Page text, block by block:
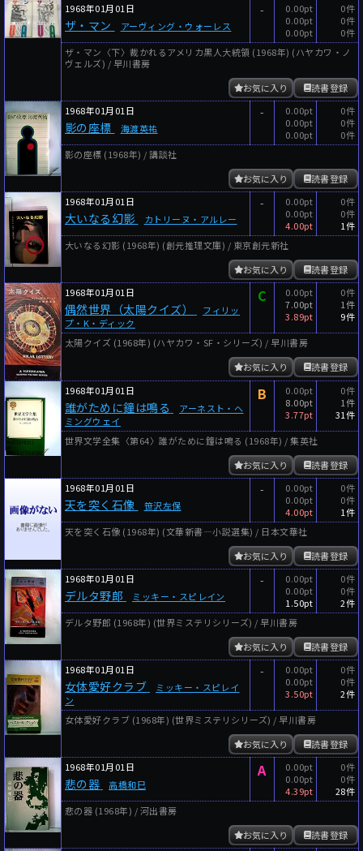
1968年01月01日
ザ・マン アーヴィング・ウォーレス
-
0.00pt
0.00pt
0.00pt
0件
0件
0件
ザ・マン〈下〉裁かれるアメリカ黒人大統領 (1968年) (ハヤカワ・ノ
ヴェルズ) / 早川書房
読書登録
お気に入り
1968年01月01日
影の座標 海渡英祐
-
0.00pt
0.00pt
0.00pt
0件
0件
0件
影の座標 (1968年) / 講談社
読書登録
お気に入り
1968年01月01日
大いなる幻影 カトリーヌ・アルレー
-
0.00pt
0.00pt
4.00pt
0件
0件
1件
大いなる幻影 (1968年) (創元推理文庫) / 東京創元新社
読書登録
お気に入り
1968年01月01日
偶然世界（太陽クイズ）
フィリッ
プ・K・ディック
C
0.00pt
7.00pt
3.89pt
0件
1件
9件
太陽クイズ (1968年) (ハヤカワ・SF・シリーズ) / 早川書房
読書登録
お気に入り
1968年01月01日
誰がために鐘は鳴る
アーネスト・ヘ
ミングウェイ
B
0.00pt
8.00pt
3.77pt
0件
1件
31件
世界文学全集〈第64〉誰がために鐘は鳴る (1968年) / 集英社
読書登録
お気に入り
1968年01月01日
天を突く石像 笹沢左保
-
0.00pt
0.00pt
4.00pt
0件
0件
1件
天を突く石像 (1968年) (文華新書―小説選集) / 日本文華社
読書登録
お気に入り
1968年01月01日
デルタ野郎 ミッキー・スピレイン
-
0.00pt
0.00pt
1.50pt
0件
0件
2件
デルタ野郎 (1968年) (世界ミステリシリーズ) / 早川書房
読書登録
お気に入り
1968年01月01日
女体愛好クラブ
ミッキー・スピレイ
ン
-
0.00pt
0.00pt
3.50pt
0件
0件
2件
女体愛好クラブ (1968年) (世界ミステリシリーズ) / 早川書房
読書登録
お気に入り
1968年01月01日
悲の器 高橋和巳
A
0.00pt
0.00pt
4.39pt
0件
0件
28件
悲の器 (1968年) / 河出書房
読書登録
お気に入り